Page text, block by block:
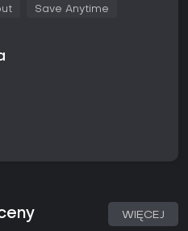
kinowy charakter, nie
samą opowieść - gracz
takimi jak centra danych
w Norwegii, podziemne
dżungla, Dubaj, Zurych
Save Anytime
WIĘCEJ